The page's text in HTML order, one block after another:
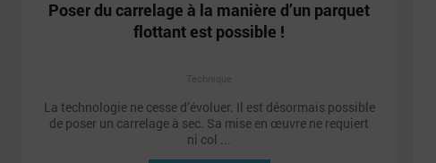
Poser du carrelage à la manière d’un parquet
flottant est possible !
La technologie ne cesse d’évoluer. Il est désormais possible
de poser un carrelage à sec. Sa mise en œuvre ne requiert
ni col ...